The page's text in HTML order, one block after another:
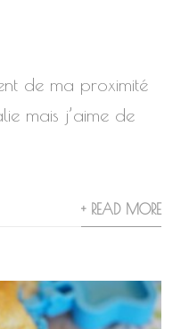
de ma proximité
mais j’aime de
+ READ MORE